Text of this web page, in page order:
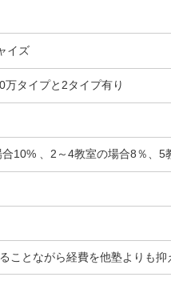
イズ
万タイプと2タイプ有り
合10% 、2～4教室の場合8％、5
ことながら経費を他塾よりも抑